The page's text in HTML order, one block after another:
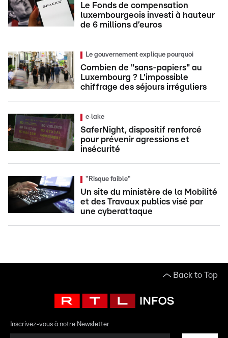
Le Fonds de compensation
luxembourgeois investi à hauteur
de 6 millions d’euros
Le gouvernement explique pourquoi
Combien de "sans-papiers" au
Luxembourg ? L'impossible
chiffrage des séjours irréguliers
e‑lake
SaferNight, dispositif renforcé
pour prévenir agressions et
insécurité
"Risque faible"
Un site du ministère de la Mobilité
et des Travaux publics visé par
une cyberattaque
Back to Top
Inscrivez-vous à notre Newsletter